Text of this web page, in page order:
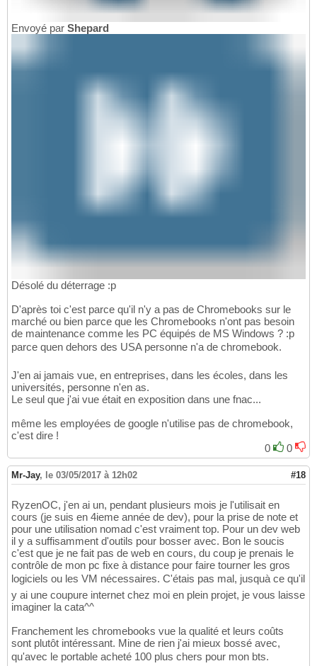
Envoyé par Shepard
Désolé du déterrage :p
D'après toi c'est parce qu'il n'y a pas de Chromebooks sur le
marché ou bien parce que les Chromebooks n'ont pas besoin
de maintenance comme les PC équipés de MS Windows ? :p
parce quen dehors des USA personne n'a de chromebook.
J'en ai jamais vue, en entreprises, dans les écoles, dans les
universités, personne n'en as.
Le seul que j'ai vue était en exposition dans une fnac...
même les employées de google n'utilise pas de chromebook,
c'est dire !
0
0
Mr-Jay, le 03/05/2017 à 12h02 #18
RyzenOC, j'en ai un, pendant plusieurs mois je l'utilisait en
cours (je suis en 4ieme année de dev), pour la prise de note et
pour une utilisation nomad c'est vraiment top. Pour un dev web
il y a suffisamment d'outils pour bosser avec. Bon le soucis
c'est que je ne fait pas de web en cours, du coup je prenais le
contrôle de mon pc fixe à distance pour faire tourner les gros
logiciels ou les VM nécessaires. C'étais pas mal, jusquà ce qu'il
y ai une coupure internet chez moi en plein projet, je vous laisse
imaginer la cata^^
Franchement les chromebooks vue la qualité et leurs coûts
sont plutôt intéressant. Mine de rien j'ai mieux bossé avec,
qu'avec le portable acheté 100 plus chers pour mon bts.